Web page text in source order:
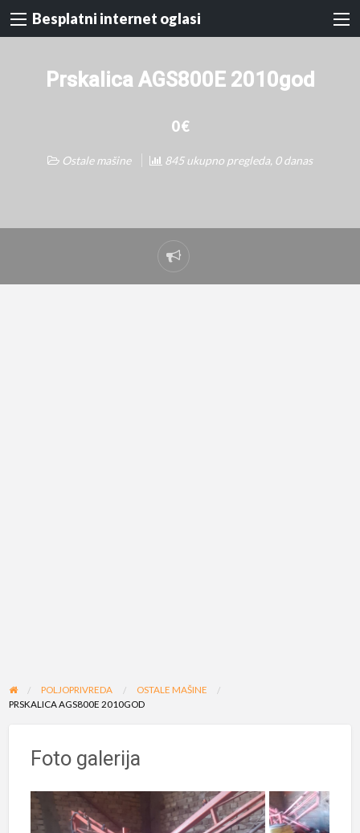
Besplatni internet oglasi
Prskalica AGS800E 2010god
0 €
Ostale mašine 845 ukupno pregleda, 0 danas
Prijavi
problem
POLJOPRIVREDA
OSTALE MAŠINE
PRSKALICA AGS800E 2010GOD
Foto galerija